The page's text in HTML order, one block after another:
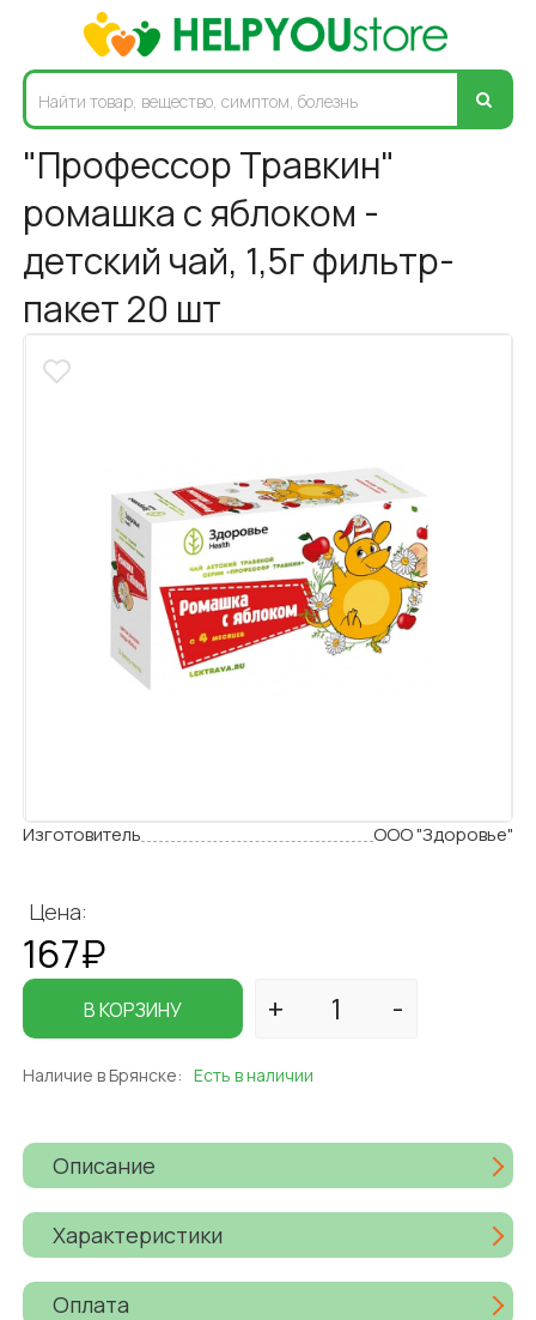
"Профессор Травкин"
ромашка с яблоком -
детский чай, 1,5г фильтр-
пакет 20 шт
Изготовитель ООО "Здоровье"
Цена:
167₽
В КОРЗИНУ
Наличие в Брянске: Есть в наличии
Описание
Характеристики
Оплата